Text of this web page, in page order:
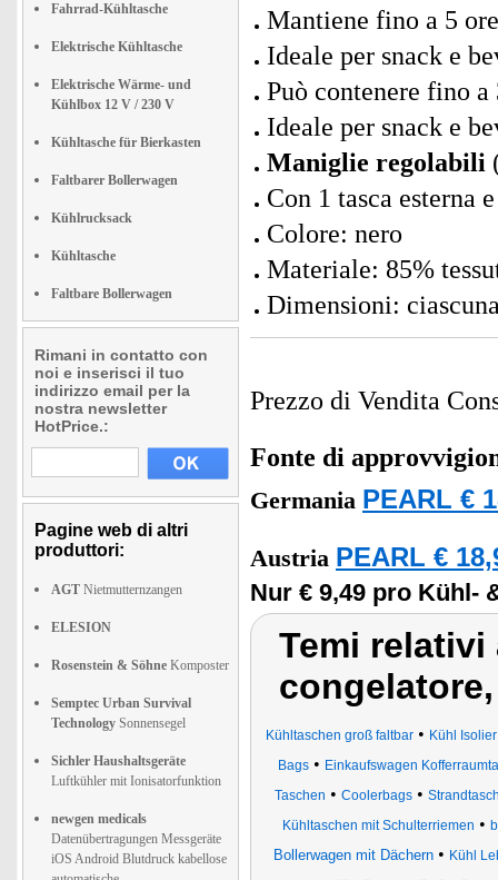
Fahrrad-Kühltasche
Elektrische Kühltasche
Elektrische Wärme- und
Kühlbox 12 V / 230 V
Kühltasche für Bierkasten
Faltbarer Bollerwagen
Kühlrucksack
Kühltasche
Faltbare Bollerwagen
Rimani in contatto con
noi e inserisci il tuo
indirizzo email per la
nostra newsletter
HotPrice.:
Pagine web di altri
produttori:
AGT Nietmutternzangen
ELESION
Rosenstein & Söhne Komposter
Semptec Urban Survival
Technology Sonnensegel
Sichler Haushaltsgeräte
Luftkühler mit Ionisatorfunktion
newgen medicals
Datenübertragungen Messgeräte
iOS Android Blutdruck kabellose
Mantiene fino a 5
Ideale per snack e
Può contenere fino
Ideale per snack e
Maniglie regolabili
Con 1 tasca esterna
Colore: nero
Materiale: 85%
Dimensioni:
Prezzo di Vendita
Fonte di
Germania PEARL €
Austria PEARL €
Nur € 9,49 pro Kühl-
Temi
Kühltaschen groß faltbar• Kühl
Bags • Einkaufswagen
Taschen • Coolerbags•
Kühltaschen mit Schulterriemen •
Bollerwagen mit Dächern• Kühl